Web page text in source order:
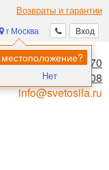
Возвраты и гарантии
Вход
г Москва
Нет
8 (495) 970-00-70
8 (800) 700-11-08
info@svetosila.ru